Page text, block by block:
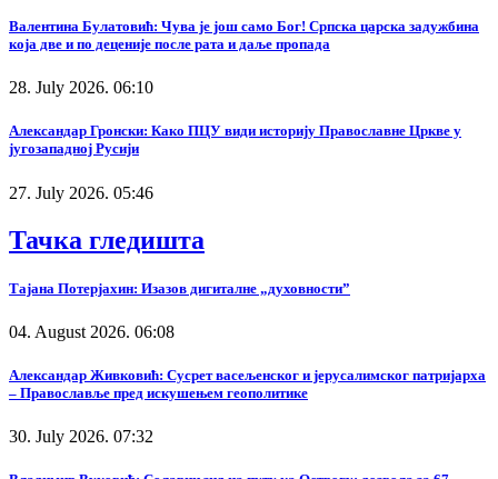
Валентина Булатовић: Чува је још само Бог! Српска царска задужбина
која две и по деценије после рата и даље пропада
28. July 2026. 06:10
Александар Гронски: Како ПЦУ види историју Православне Цркве у
југозападној Русији
27. July 2026. 05:46
Тачка гледишта
Тајана Потерјахин: Изазов дигиталне „духовности”
04. August 2026. 06:08
Александар Живковић: Сусрет васељенског и јерусалимског патријарха
– Православље пред искушењем геополитике
30. July 2026. 07:32